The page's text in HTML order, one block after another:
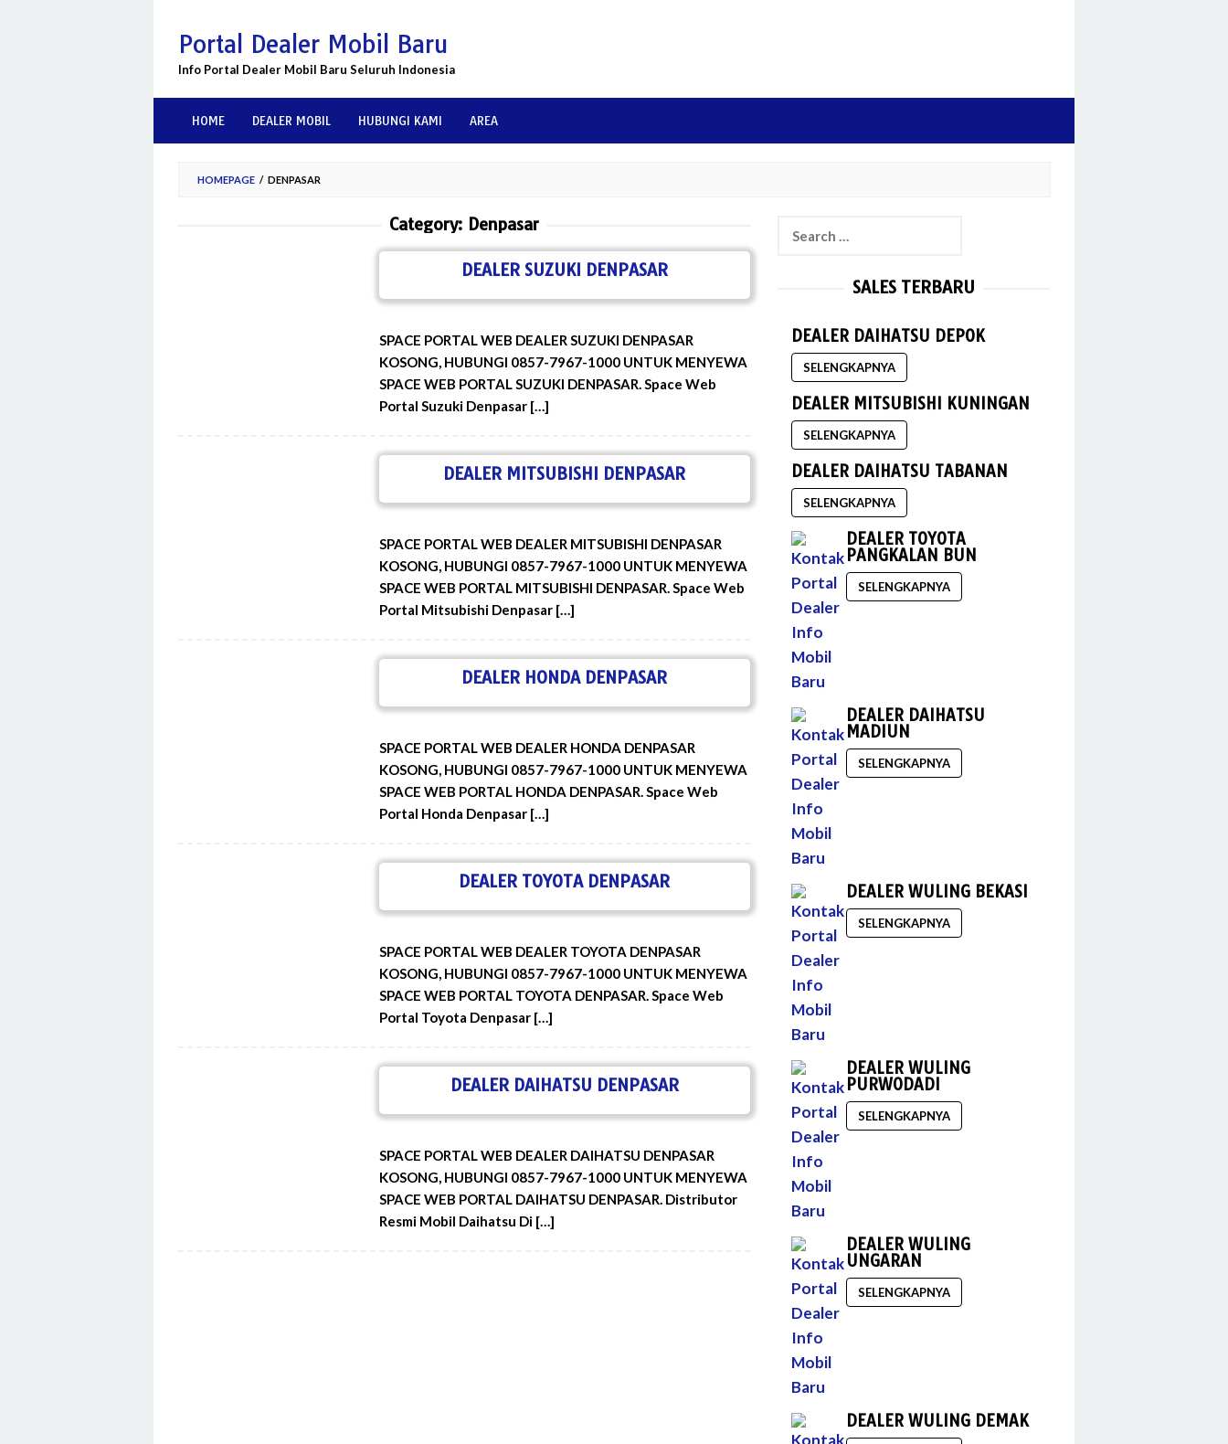
content
Portal Dealer Mobil Baru
Info Portal Dealer Mobil Baru Seluruh Indonesia
HOME DEALER MOBIL HUBUNGI KAMI AREA
HOMEPAGE / DENPASAR
Category: Denpasar
DEALER SUZUKI DENPASAR
SPACE PORTAL WEB DEALER SUZUKI DENPASAR
KOSONG, HUBUNGI 0857-7967-1000 UNTUK MENYEWA
SPACE WEB PORTAL SUZUKI DENPASAR. Space Web
Portal Suzuki Denpasar […]
DEALER MITSUBISHI DENPASAR
SPACE PORTAL WEB DEALER MITSUBISHI DENPASAR
KOSONG, HUBUNGI 0857-7967-1000 UNTUK MENYEWA
SPACE WEB PORTAL MITSUBISHI DENPASAR. Space Web
Portal Mitsubishi Denpasar […]
DEALER HONDA DENPASAR
SPACE PORTAL WEB DEALER HONDA DENPASAR
KOSONG, HUBUNGI 0857-7967-1000 UNTUK MENYEWA
SPACE WEB PORTAL HONDA DENPASAR. Space Web
Portal Honda Denpasar […]
DEALER TOYOTA DENPASAR
SPACE PORTAL WEB DEALER TOYOTA DENPASAR
KOSONG, HUBUNGI 0857-7967-1000 UNTUK MENYEWA
SPACE WEB PORTAL TOYOTA DENPASAR. Space Web
Portal Toyota Denpasar […]
DEALER DAIHATSU DENPASAR
SPACE PORTAL WEB DEALER DAIHATSU DENPASAR
KOSONG, HUBUNGI 0857-7967-1000 UNTUK MENYEWA
SPACE WEB PORTAL DAIHATSU DENPASAR. Distributor
Resmi Mobil Daihatsu Di […]
SALES TERBARU
DEALER DAIHATSU DEPOK
SELENGKAPNYA
DEALER MITSUBISHI KUNINGAN
SELENGKAPNYA
DEALER DAIHATSU TABANAN
SELENGKAPNYA
DEALER TOYOTA
PANGKALAN BUN
SELENGKAPNYA
DEALER DAIHATSU
MADIUN
SELENGKAPNYA
DEALER WULING BEKASI
SELENGKAPNYA
DEALER WULING
PURWODADI
SELENGKAPNYA
DEALER WULING
UNGARAN
SELENGKAPNYA
DEALER WULING DEMAK